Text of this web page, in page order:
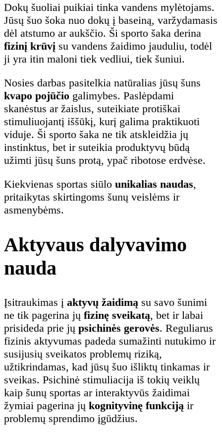
Dokų šuoliai puikiai tinka vandens mylėtojams.
Jūsų šuo šoka nuo dokų į baseiną, varžydamasis
dėl atstumo ar aukščio. Ši sporto šaka derina
fizinį krūvį su vandens žaidimo jauduliu, todėl
ji yra itin maloni tiek vedliui, tiek šuniui.
Nosies darbas pasitelkia natūralias jūsų šuns
kvapo pojūčio galimybes. Paslėpdami
skanėstus ar žaislus, suteikiate protiškai
stimuliuojantį iššūkį, kurį galima praktikuoti
viduje. Ši sporto šaka ne tik atskleidžia jų
instinktus, bet ir suteikia produktyvų būdą
užimti jūsų šuns protą, ypač ribotose erdvėse.
Kiekvienas sportas siūlo unikalias naudas,
pritaikytas skirtingoms šunų veislėms ir
asmenybėms.
Aktyvaus dalyvavimo
nauda
Įsitraukimas į aktyvų žaidimą su savo šunimi
ne tik pagerina jų fizinę sveikatą, bet ir labai
prisideda prie jų psichinės gerovės. Reguliarus
fizinis aktyvumas padeda sumažinti nutukimo ir
susijusių sveikatos problemų riziką,
užtikrindamas, kad jūsų šuo išliktų tinkamas ir
sveikas. Psichinė stimuliacija iš tokių veiklų
kaip šunų sportas ar interaktyvūs žaidimai
žymiai pagerina jų kognityvinę funkciją ir
problemų sprendimo įgūdžius.